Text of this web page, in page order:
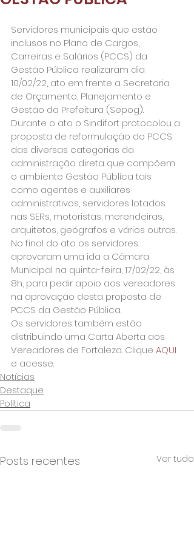
Servidores municipais que estão
inclusos no Plano de Cargos,
Carreiras e Salários (PCCS) da
Gestão Pública realizaram dia
10/02/22, ato em frente a Secretaria
de Orçamento, Planejamento e
Gestão da Prefeitura (Sepog).
Durante o ato o Sindifort protocolou a
proposta de reformulação do PCCS
das diversas categorias da
administração direta que compõem
o ambiente Gestão Pública tais
como agentes e auxiliares
administrativos, servidores lotados
nas SERs, motoristas, merendeiras,
arquitetos, geógrafos e vários outras.
No final do ato os servidores
aprovaram uma ida a Câmara
Municipal na quinta-feira, 17/02/22, às
8h, para pedir apoio aos vereadores
na aprovação desta proposta de
PCCS da Gestão Pública.
Os servidores também estão
distribuindo uma Carta Aberta aos
Vereadores de Fortaleza. Clique AQUI
e acesse.
Notícias
Destaque
Política
Posts recentes Ver tudo